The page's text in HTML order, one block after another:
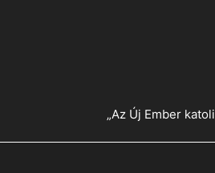
„Az Új Ember
© 2026 Magyar